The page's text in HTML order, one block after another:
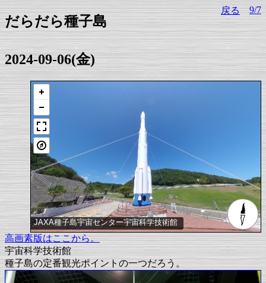
だらだら種子島
戻る 9/7
2024-09-06(金)
JAXA種子島宇宙センター宇宙科学技術館
高画素版はここから。
宇宙科学技術館
種子島の定番観光ポイントの一つだろう。